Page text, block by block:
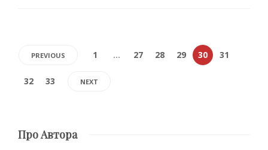
PREVIOUS 1 … 27 28 29 30 31
32 33 NEXT
Про Автора